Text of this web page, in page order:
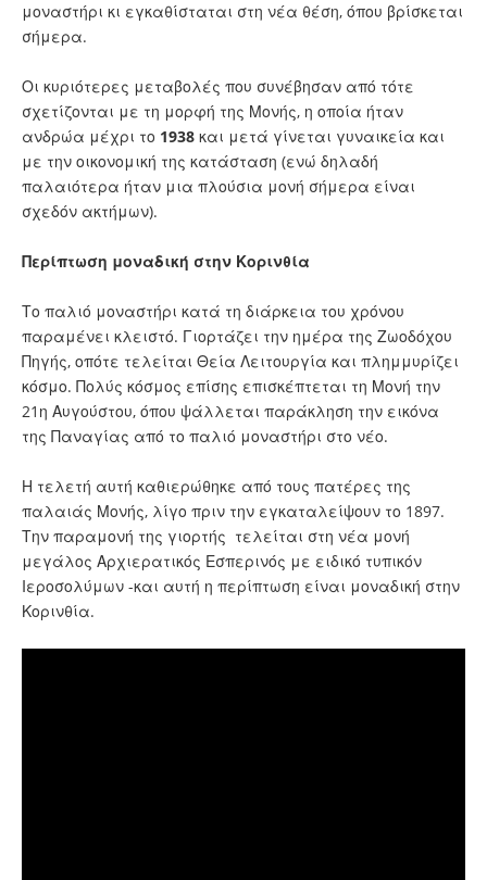
μοναστήρι κι εγκαθίσταται στη νέα θέση, όπου βρίσκεται
σήμερα.
Οι κυριότερες μεταβολές που συνέβησαν από τότε
σχετίζονται με τη μορφή της Μονής, η οποία ήταν
ανδρώα μέχρι το 1938 και μετά γίνεται γυναικεία και
με την οικονομική της κατάσταση (ενώ δηλαδή
παλαιότερα ήταν μια πλούσια μονή σήμερα είναι
σχεδόν ακτήμων).
Περίπτωση μοναδική στην Κορινθία
Το παλιό μοναστήρι κατά τη διάρκεια του χρόνου
παραμένει κλειστό. Γιορτάζει την ημέρα της Ζωοδόχου
Πηγής, οπότε τελείται Θεία Λειτουργία και πλημμυρίζει
κόσμο. Πολύς κόσμος επίσης επισκέπτεται τη Μονή την
21η Αυγούστου, όπου ψάλλεται παράκληση την εικόνα
της Παναγίας από το παλιό μοναστήρι στο νέο.
Η τελετή αυτή καθιερώθηκε από τους πατέρες της
παλαιάς Μονής, λίγο πριν την εγκαταλείψουν το 1897.
Την παραμονή της γιορτής τελείται στη νέα μονή
μεγάλος Αρχιερατικός Εσπερινός με ειδικό τυπικόν
Ιεροσολύμων -και αυτή η περίπτωση είναι μοναδική στην
Κορινθία.